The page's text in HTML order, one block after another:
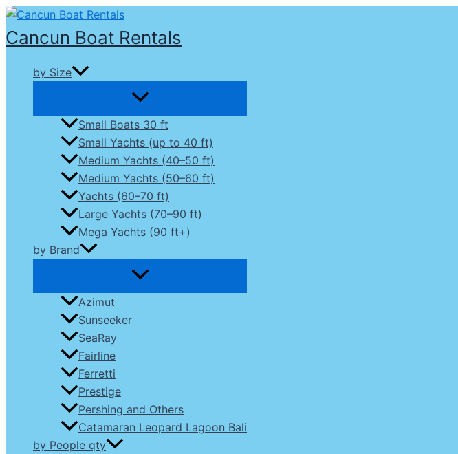
Skip
to
content
Cancun Boat Rentals
by Size
Small Boats 30 ft
Small Yachts (up to 40 ft)
Medium Yachts (40–50 ft)
Medium Yachts (50–60 ft)
Yachts (60–70 ft)
Large Yachts (70–90 ft)
Mega Yachts (90 ft+)
by Brand
Azimut
Sunseeker
SeaRay
Fairline
Ferretti
Prestige
Pershing and Others
Catamaran Leopard Lagoon Bali
by People qty